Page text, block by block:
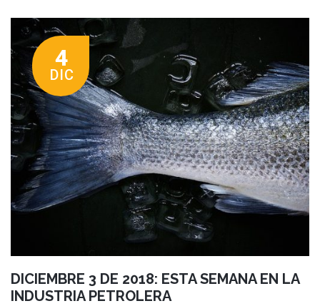
4
DIC
DICIEMBRE 3 DE 2018: ESTA SEMANA EN LA
INDUSTRIA PETROLERA